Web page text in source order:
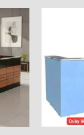
8,600,000₫.